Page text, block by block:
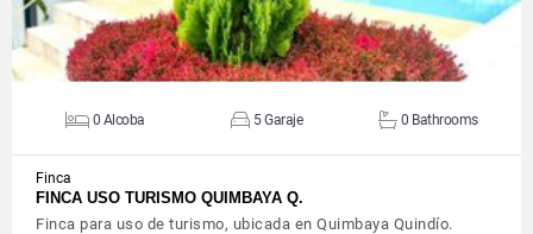
0 Alcoba 5 Garaje 0 Bathrooms
Finca
FINCA USO TURISMO QUIMBAYA Q.
Finca para uso de turismo, ubicada en Quimbaya Quindío.